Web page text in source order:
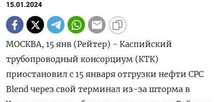
15.01.2024
МОСКВА, 15 янв (Рейтер) - Каспийский
трубопроводный консорциум (КТК)
приостановил с 15 января отгрузки нефти CPC
Blend через свой терминал из-за шторма в